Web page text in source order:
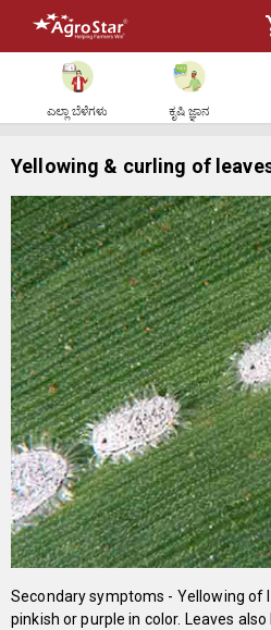
ಎಲ್ಲಾ ಬೆಳೆಗಳು ಕೃಷಿ ಜ್ಞಾನ
Yellowing & curling of
Secondary symptoms - Yellowing of
pinkish or purple in color. Leaves